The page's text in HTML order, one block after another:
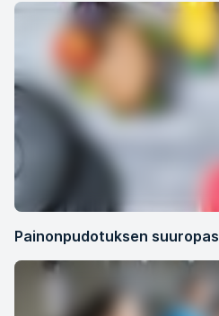
Painonpudotuksen suuropas